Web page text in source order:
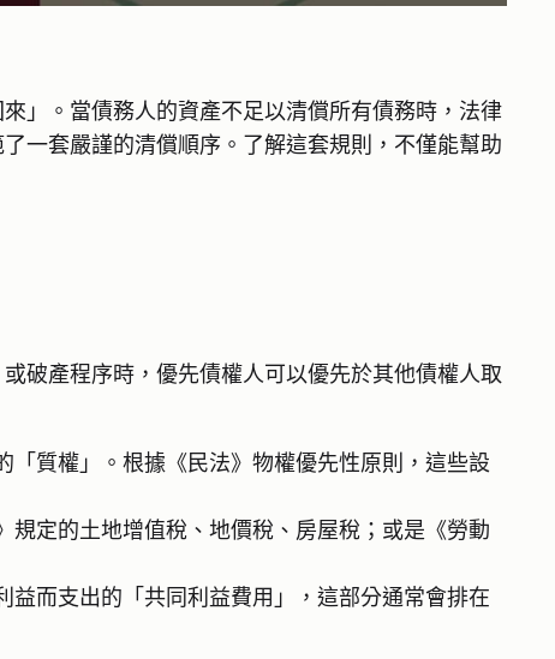
」。當債務人的資產不足以清償所有債務時，法律
一套嚴謹的清償順序。了解這套規則，不僅能幫助
破產程序時，優先債權人可以優先於其他債權人取
質權」。根據《民法》物權優先性原則，這些設
定的土地增值稅、地價稅、房屋稅；或是《勞動
而支出的「共同利益費用」，這部分通常會排在